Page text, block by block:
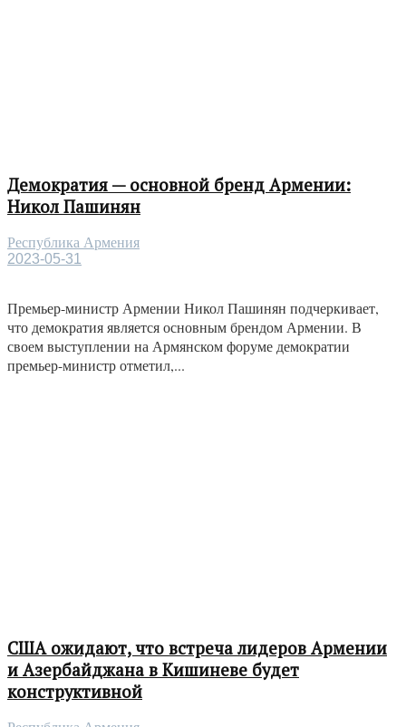
Демократия — основной бренд Армении:
Никол Пашинян
Республика Армения
2023-05-31
Премьер-министр Армении Никол Пашинян подчеркивает,
что демократия является основным брендом Армении. В
своем выступлении на Армянском форуме демократии
премьер-министр отметил,...
США ожидают, что встреча лидеров Армении
и Азербайджана в Кишиневе будет
конструктивной